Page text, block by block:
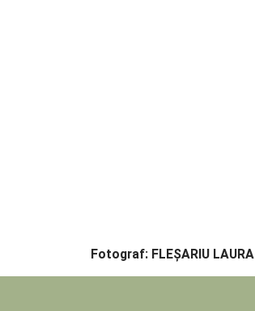
Fotograf: FLEȘARIU LAURA